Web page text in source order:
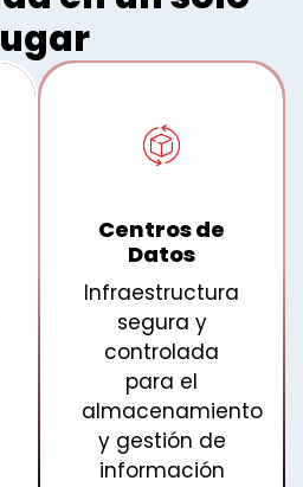
Centros de
Datos
Infraestructura
segura y
controlada
para el
almacenamiento
y gestión de
información